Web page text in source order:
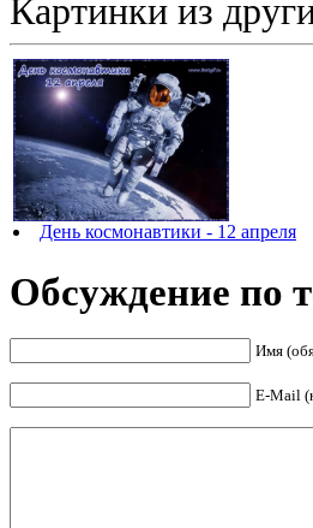
Картинки из
День космонавтики - 12 апреля
Обсуждение по
Имя
E-Mail